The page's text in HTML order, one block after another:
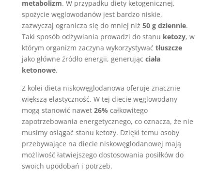
metabolizm. W przypadku diety ketogenicznej,
spożycie węglowodanów jest bardzo niskie,
zazwyczaj ogranicza się do mniej niż 50 g dziennie.
Taki sposób odżywiania prowadzi do stanu ketozy, w
którym organizm zaczyna wykorzystywać tłuszcze
jako główne źródło energii, generując ciała
ketonowe.
Z kolei dieta niskowęglodanowa oferuje znacznie
większą elastyczność. W tej diecie węglowodany
mogą stanowić nawet 26% całkowitego
zapotrzebowania energetycznego, co oznacza, że nie
musimy osiągać stanu ketozy. Dzięki temu osoby
przebywające na diecie niskowęglodanowej mają
możliwość łatwiejszego dostosowania posiłków do
swoich upodobań i potrzeb.